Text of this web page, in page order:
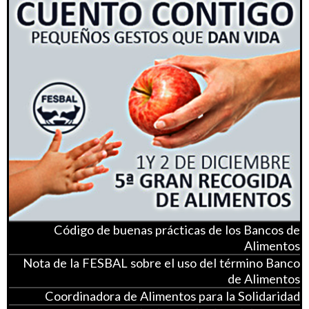
Código de buenas prácticas de los Bancos de
Alimentos
Nota de la FESBAL sobre el uso del término Banco
de Alimentos
Coordinadora de Alimentos para la Solidaridad